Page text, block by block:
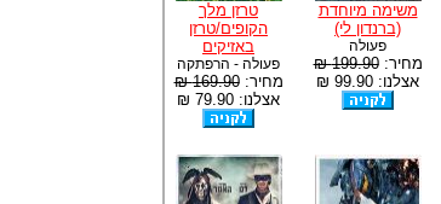
משימה מיוחדת
(ברנדון לי)
פעולה
מחיר:199.90 ₪
אצלנו: 99.90 ₪
טרזן מלך
הקופים/טרזן
באזיקים
פעולה - הרפתקה
מחיר:169.90 ₪
אצלנו: 79.90 ₪